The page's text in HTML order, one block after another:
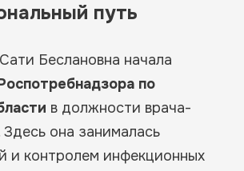
путь
Беслановна начала
по
в должности врача-
она занималась
и контролем инфекционных